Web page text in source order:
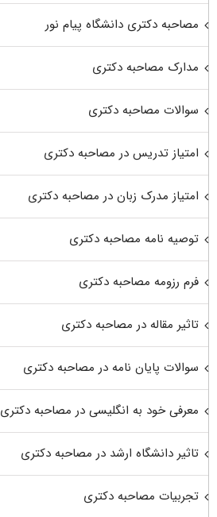
مصاحبه دکتری دانشگاه پیام نور
مدارک مصاحبه دکتری
سوالات مصاحبه دکتری
امتیاز تدریس در مصاحبه دکتری
امتیاز مدرک زبان در مصاحبه دکتری
توصیه نامه مصاحبه دکتری
فرم رزومه مصاحبه دکتری
تاثیر مقاله در مصاحبه دکتری
سوالات پایان نامه در مصاحبه دکتری
معرفی خود به انگلیسی در مصاحبه دکتری
تاثیر دانشگاه ارشد در مصاحبه دکتری
تجربیات مصاحبه دکتری